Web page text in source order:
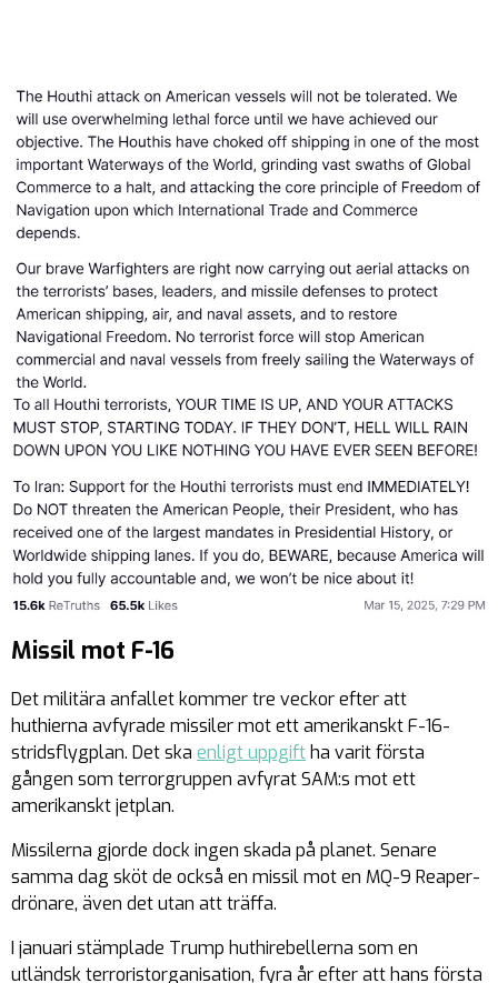
Missil mot F-16
Det militära anfallet kommer tre veckor efter att
huthierna avfyrade missiler mot ett amerikanskt F-16-
stridsflygplan. Det ska enligt uppgiftha varit första
gången som terrorgruppen avfyrat SAM:s mot ett
amerikanskt jetplan.
Missilerna gjorde dock ingen skada på planet. Senare
samma dag sköt de också en missil mot en MQ-9 Reaper-
drönare, även det utan att träffa.
I januari stämplade Trump huthirebellerna som en
utländsk terroristorganisation, fyra år efter att hans första